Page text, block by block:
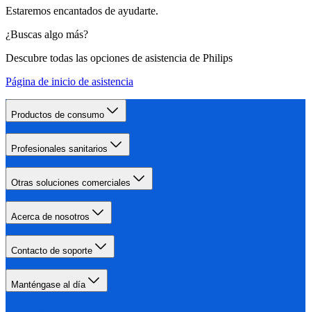
Estaremos encantados de ayudarte.
¿Buscas algo más?
Descubre todas las opciones de asistencia de Philips
Página de inicio de asistencia
Productos de consumo
Profesionales sanitarios
Otras soluciones comerciales
Acerca de nosotros
Contacto de soporte
Manténgase al día